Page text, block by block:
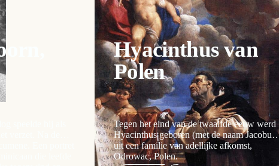
Hyacinthus van
Polen
Tegen het eind van de twaalfde eeuw werd
Hyacinthus geboren (met de naam Jacobus)
uit een familie van adellijke afkomst,
Odrowac, Polen.